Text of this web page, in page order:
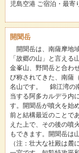
児島空港 ご宿泊・最
開聞岳
開聞岳は、南薩摩地
「故郷の山」と言える
金峯山、野間岳と合わ
び称されてきた、南薩
名山です。 錦江湾の
当する阿多カルデラ内
す。開聞岳が噴火を始
前と結構最近のことで
えた上で、その後の
もできます。開聞岳は
（注：壮大な社殿は麓